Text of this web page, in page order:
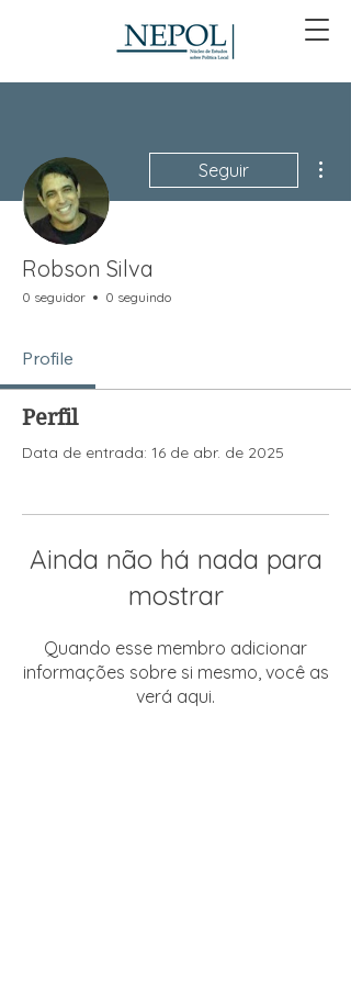
Seguir
Robson Silva
0 seguidor 0 seguindo
Profile
Perfil
Data de entrada: 16 de abr. de 2025
Ainda não há nada para
mostrar
Quando esse membro adicionar
informações sobre si mesmo, você as
verá aqui.